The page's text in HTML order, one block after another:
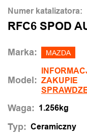
Numer katalizatora:
RFC6 SPOD
Marka: MAZDA
Model: ZAKUPIE
Waga: 1.256kg
Typ: Ceramiczny